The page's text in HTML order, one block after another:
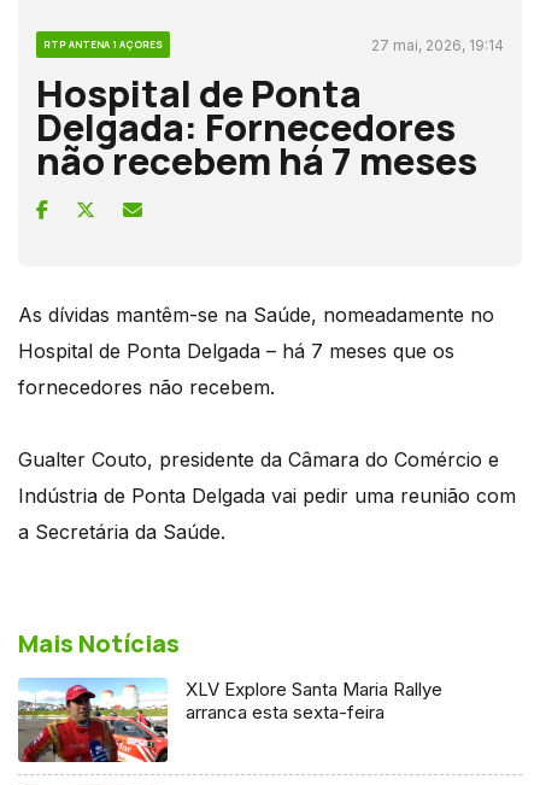
RTP ANTENA 1 AÇORES 27 mai, 2026, 19:14
Hospital de Ponta
Delgada: Fornecedores
não recebem há 7 meses
As dívidas mantêm-se na Saúde, nomeadamente no
Hospital de Ponta Delgada – há 7 meses que os
fornecedores não recebem.
Gualter Couto, presidente da Câmara do Comércio e
Indústria de Ponta Delgada vai pedir uma reunião com
a Secretária da Saúde.
Mais Notícias
XLV Explore Santa Maria Rallye
arranca esta sexta-feira